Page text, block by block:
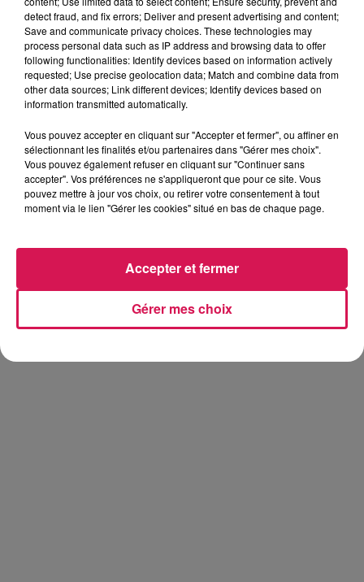
<<< L'ASSOCIATION PATHFINDER
GROUP 44 A IMAGINÉ CE MOMENT
DEPUIS TROIS ANS. L'ÉMOTION
D'AURÉLIEN MOTTE :
Aurélien Motte
detect fraud, and fix errors; Deliver and present advertising and content;
Save and communicate privacy choices. These technologies may
process personal data such as IP address and browsing data to offer
following functionalities: Identify devices based on information actively
requested; Use precise geolocation data; Match and combine data from
other data sources; Link different devices; Identify devices based on
information transmitted automatically.
Vous pouvez accepter en cliquant sur "Accepter et fermer", ou affiner en
sélectionnant les finalités et/ou partenaires dans "Gérer mes choix".
Vous pouvez également refuser en cliquant sur "Continuer sans
accepter". Vos préférences ne s'appliqueront que pour ce site. Vous
pouvez mettre à jour vos choix, ou retirer votre consentement à tout
moment via le lien "Gérer les cookies" situé en bas de chaque page.
Gérer mes choix
Accepter et fermer